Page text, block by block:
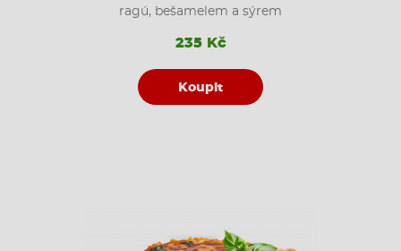
ragú, bešamelem a sýrem
235 Kč
Koupit